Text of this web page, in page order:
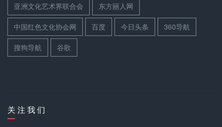
亚洲文化艺术界联合会 东方丽人网
中国红色文化协会网 百度 今日头条 360导航
搜狗导航 谷歌
关 注 我 们